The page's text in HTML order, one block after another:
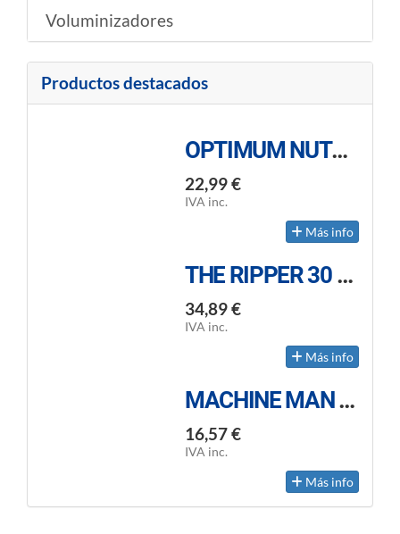
Voluminizadores
Productos destacados
OPTIMUM NUTRITION: 100% WHEY GOLD ESTÁNDAR
22,99 €
IVA inc.
Más info
THE RIPPER 30 DOSIS
34,89 €
IVA inc.
Más info
MACHINE MAN BURNER 120 CAPSULAS
16,57 €
IVA inc.
Más info